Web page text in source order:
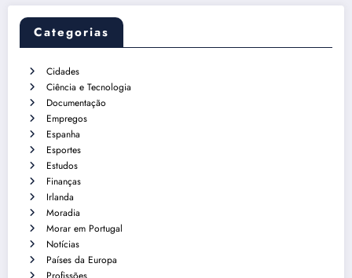
Categorias
Cidades
Ciência e Tecnologia
Documentação
Empregos
Espanha
Esportes
Estudos
Finanças
Irlanda
Moradia
Morar em Portugal
Notícias
Países da Europa